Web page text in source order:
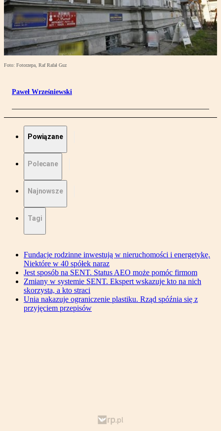
Foto: Fotorzepa, Raf Rafał Guz
Paweł Wrześniewski
Powiązane
Polecane
Najnowsze
Tagi
Fundacje rodzinne inwestują w nieruchomości i energetykę.
Niektóre w 40 spółek naraz
Jest sposób na SENT. Status AEO może pomóc firmom
Zmiany w systemie SENT. Ekspert wskazuje kto na nich
skorzysta, a kto straci
Unia nakazuje ograniczenie plastiku. Rząd spóźnia się z
przyjęciem przepisów